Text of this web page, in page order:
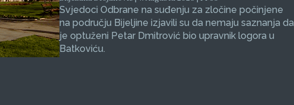
Svjedoci Odbrane na suđenju za zločine počinjene
na području Bijeljine izjavili su da nemaju saznanja da
je optuženi Petar Dmitrović bio upravnik logora u
Batkoviću.